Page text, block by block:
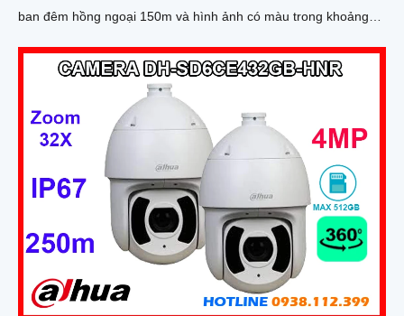
ban đêm hồng ngoại 150m và hình ảnh có màu trong khoảng